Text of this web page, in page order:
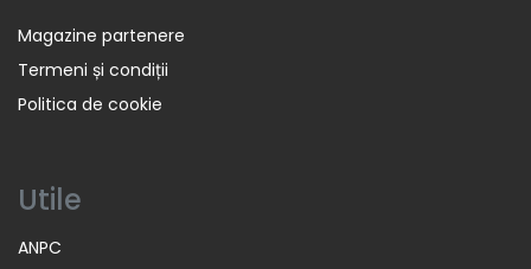
Magazine partenere
Termeni și condiții
Politica de cookie
Utile
ANPC